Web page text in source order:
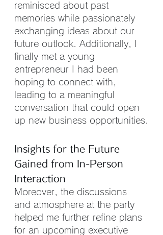
reminisced about past
memories while passionately
exchanging ideas about our
future outlook. Additionally, I
finally met a young
entrepreneur I had been
hoping to connect with,
leading to a meaningful
conversation that could open
up new business opportunities.
Insights for the Future
Gained from In-Person
Interaction
Moreover, the discussions
and atmosphere at the party
helped me further refine plans
for an upcoming executive